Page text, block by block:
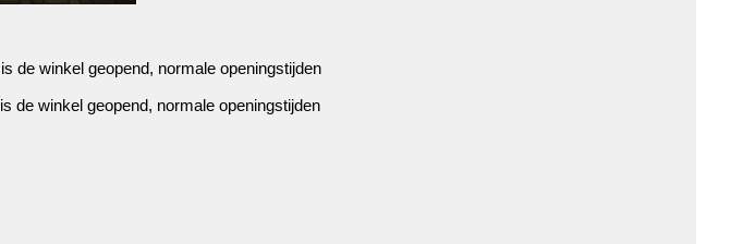
is de winkel geopend, normale openingstijden
is de winkel geopend, normale openingstijden